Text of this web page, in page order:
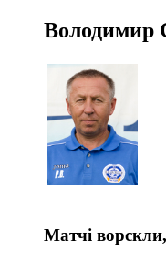
Володимир
Матчі